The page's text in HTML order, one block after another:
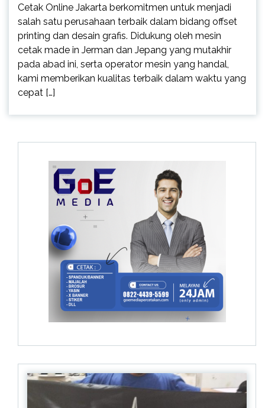
Cetak Online Jakarta berkomitmen untuk menjadi
salah satu perusahaan terbaik dalam bidang offset
printing dan desain grafis. Didukung oleh mesin
cetak made in Jerman dan Jepang yang mutakhir
pada abad ini, serta operator mesin yang handal,
kami memberikan kualitas terbaik dalam waktu yang
cepat […]